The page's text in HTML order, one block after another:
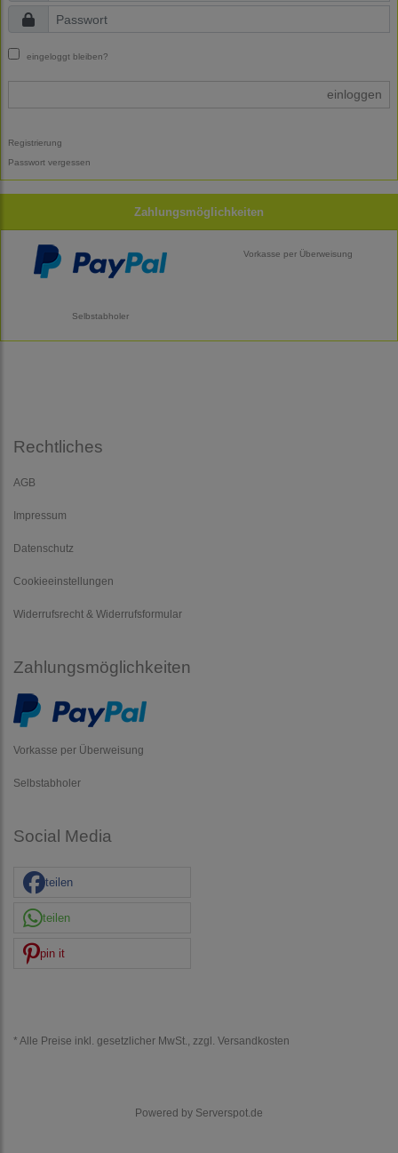
eingeloggt bleiben?
einloggen
Registrierung
Passwort vergessen
Zahlungsmöglichkeiten
Vorkasse per Überweisung
Selbstabholer
Rechtliches
AGB
Impressum
Datenschutz
Cookieeinstellungen
Widerrufsrecht & Widerrufsformular
Zahlungsmöglichkeiten
Vorkasse per Überweisung
Selbstabholer
Social Media
teilen
teilen
pin it
* Alle Preise inkl. gesetzlicher MwSt., zzgl. Versandkosten
Powered by Serverspot.de